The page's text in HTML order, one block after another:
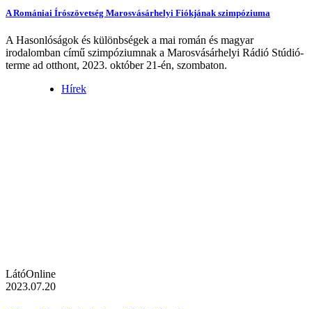
A Romániai Írószövetség Marosvásárhelyi Fiókjának szimpóziuma
A Hasonlóságok és különbségek a mai román és magyar
irodalomban című szimpóziumnak a Marosvásárhelyi Rádió Stúdió-
terme ad otthont, 2023. október 21-én, szombaton.
Hírek
LátóOnline
2023.07.20